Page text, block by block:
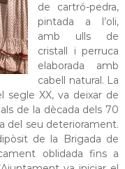
de cartró-pedra,
pintada a l’oli,
amb ulls de
cristall i perruca
elaborada amb
cabell natural. La
segle XX, va deixar de
de la dècada dels 70
del seu deteriorament.
de la Brigada de
oblidada fins a